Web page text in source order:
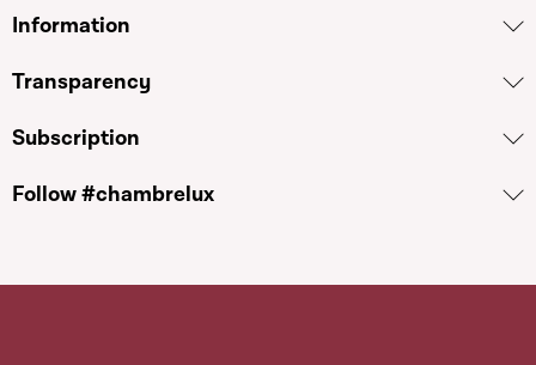
Information
Transparency
Subscription
Follow #chambrelux